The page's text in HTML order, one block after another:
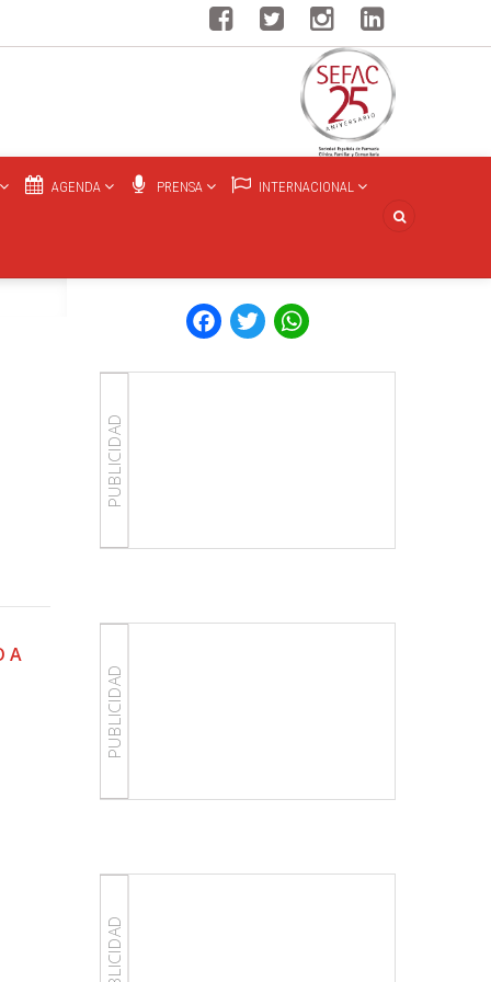
AGENDA PRENSA INTERNACIONAL
Facebook
Twitter
A
PUBLICIDAD
PUBLICIDAD
PUBLICIDAD